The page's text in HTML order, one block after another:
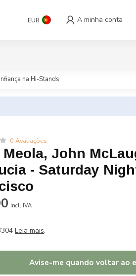
EUR A minha conta
na Hi-Stands
0 Avaliações
Meola, John
- Saturday
Incl. IVA
Leia mais.
Avise-me quando voltar ao